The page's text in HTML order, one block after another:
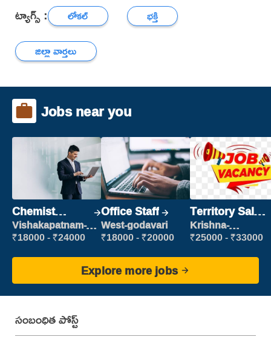
ట్యాగ్స్ : లోకల్
భక్తి
జిల్లా వార్తలు
Jobs near you
Chemist
Production
Executive
Vishakapatnam-
new
₹18000 - ₹24000
Office Staff
West-godavari
₹18000 - ₹20000
Territory Sales
Manager
Krishna-
vijayawada
₹25000 - ₹33000
Explore more jobs
సంబంధిత పోస్ట్